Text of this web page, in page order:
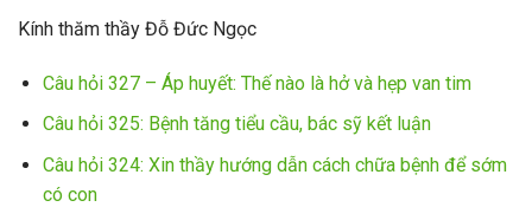
Kính thăm thầy Đỗ Đức Ngọc
Câu hỏi 327 – Áp huyết: Thế nào là hở và hẹp van tim
Câu hỏi 325: Bệnh tăng tiểu cầu, bác sỹ kết luận
Câu hỏi 324: Xin thầy hướng dẫn cách chữa bệnh để sớm
có con